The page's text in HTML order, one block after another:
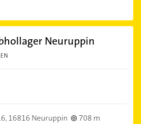
Neuruppin
16816 Neuruppin
708 m